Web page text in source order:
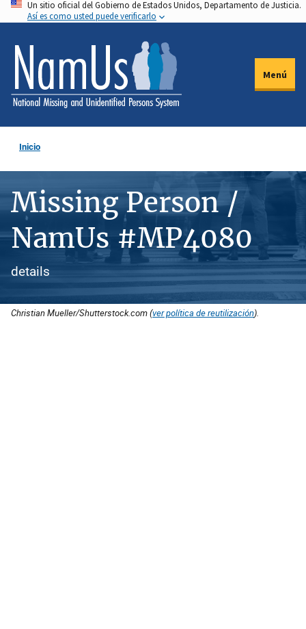
Pasar
al
contenido
principal
Un sitio oficial del Gobierno de Estados Unidos, Departamento de Justicia.
Así es como usted puede verificarlo
Menú
Inicio
Missing Person /
NamUs #MP4080
details
Christian Mueller/Shutterstock.com (ver política de reutilización).